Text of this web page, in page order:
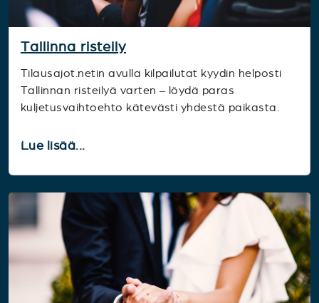
Tallinna risteily
Tilausajot.netin avulla kilpailutat kyydin helposti
Tallinnan risteilyä varten – löydä paras
kuljetusvaihtoehto kätevästi yhdestä paikasta.
Lue lisää...